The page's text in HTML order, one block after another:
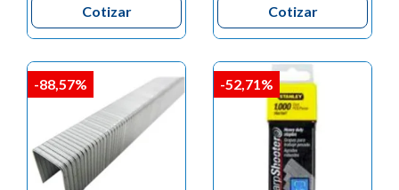
Cotizar Cotizar
-88,57% -52,71%